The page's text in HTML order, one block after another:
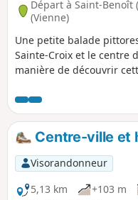
Départ à Saint-Benoît
(Vienne)
Une petite balade
Sainte-Croix et le centre
manière de découvrir
sentiers.
Centre-ville et
Visorandonneur
5,13 km
+103 m